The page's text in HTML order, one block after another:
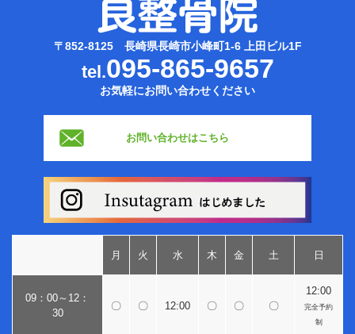
〒852-8125 長崎県長崎市小峰町1-6 上田ビル1F
tel.095-865-9657
お気軽にお問い合わせください
お問い合わせはこちら
月 火 水 木 金 土 日
09：00～12：
30
〇 〇 12:00 〇 〇 〇
12:00
完全予約
制